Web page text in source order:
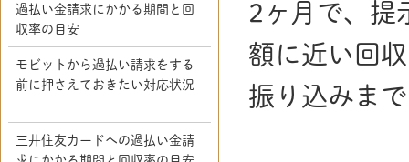
2ヶ月で、提
額に近い回
振り込みま
過払い金請求にかかる期間と回
収率の目安
モビットから過払い請求をする
前に押さえておきたい対応状況
三井住友カードへの過払い金請